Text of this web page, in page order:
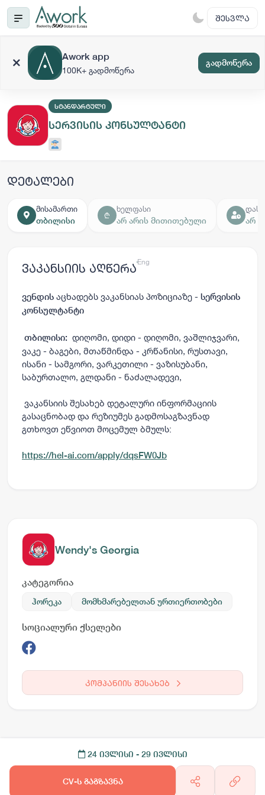
ᲨᲔᲡᲕᲚᲐ
Awork app
100K+ გადმოწერა
გადმოწერა
ᲡᲢᲐᲜᲓᲐᲠᲢᲣᲚᲘ
სერვისის კონსულტანტი
დეტალები
მისამართი
თბილისი
₾
ხელფასი
არ არის მითითებული
არ
ვაკანსიის აღწერაქარ
Eng
ვენდის აცხადებს ვაკანსიას პოზიციაზე - სერვისის
კონსულტანტი
თბილისი: დიღომი, დიდი - დიღომი, ვაშლიჯვარი,
ვაკე - ბაგები, მთაწმინდა - კრწანისი, რუსთავი,
ისანი - სამგორი, ვარკეთილი - ვაზისუბანი,
საბურთალო, გლდანი - ნაძალადევი,
ვაკანსიის შესახებ დეტალური ინფორმაციის
გასაცნობად და რეზიუმეს გადმოსაგზავნად
გთხოვთ ეწვიოთ მოცემულ ბმულს:
https://hel-ai.com/apply/dqsFW0Jb
Wendy's Georgia
კატეგორია
ჰორეკა მომხმარებელთან ურთიერთობები
სოციალური ქსელები
კომპანიის შესახებ
24 ივლისი - 29 ივლისი
CV-ს გაგზავნა